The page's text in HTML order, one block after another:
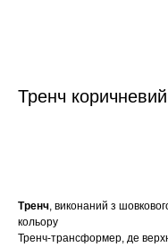
Тренч коричневий
Тренч, виконаний з
кольору
Тренч-трансформер, де